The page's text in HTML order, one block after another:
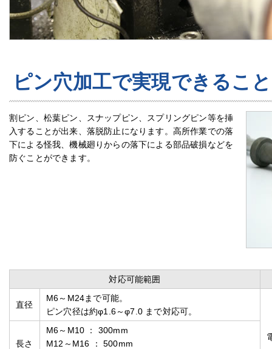
ピン穴加工で実現できること
割ピン、松葉ピン、スナップピン、スプリングピン等を挿
入することが出来、落脱防止になります。高所作業での落
下による怪我、機械廻りからの落下による部品破損などを
防ぐことができます。
対応可能範囲
直径
M6～M24まで可能。
ピン穴径は約φ1.6～φ7.0 まで対応可。
長さ
M6～M10 ： 300mm
M12～M16 ： 500mm